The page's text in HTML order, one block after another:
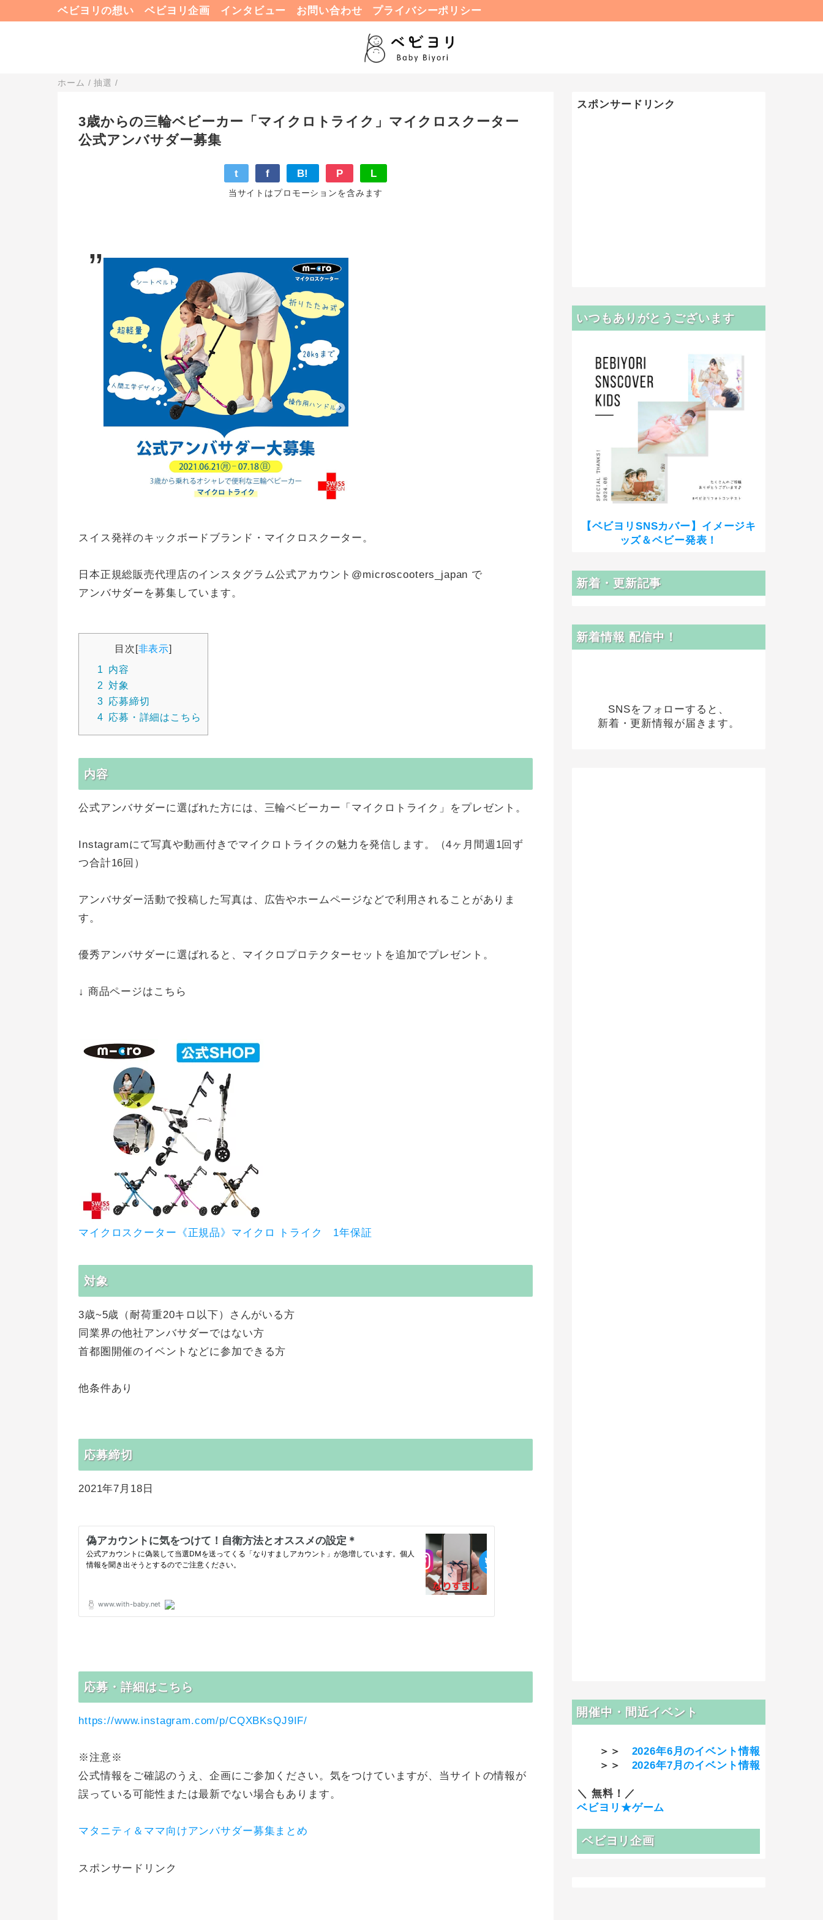
ベビヨリの想い ベビヨリ企画 インタビュー お問い合わせ プライバシーポリシー
ホーム /抽選 /
3歳からの三輪ベビーカー「マイクロトライク」マイクロスクーター
公式アンバサダー募集
t f B! P L
当サイトはプロモーションを含みます
スイス発祥のキックボードブランド・マイクロスクーター。
日本正規総販売代理店のインスタグラム公式アカウント@microscooters_japan で
アンバサダーを募集しています。
目次[非表示]
1
内容
2 対象
3 応募締切
4 応募・詳細はこちら
内容
公式アンバサダーに選ばれた方には、三輪ベビーカー「マイクロトライク」をプレゼント。
Instagramにて写真や動画付きでマイクロトライクの魅力を発信します。（4ヶ月間週1回ず
つ合計16回）
アンバサダー活動で投稿した写真は、広告やホームページなどで利用されることがありま
す。
優秀アンバサダーに選ばれると、マイクロプロテクターセットを追加でプレゼント。
↓ 商品ページはこちら
マイクロスクーター《正規品》マイクロ トライク 1年保証
対象
3歳~5歳（耐荷重20キロ以下）さんがいる方
同業界の他社アンバサダーではない方
首都圏開催のイベントなどに参加できる方
他条件あり
応募締切
2021年7月18日
応募・詳細はこちら
https://www.instagram.com/p/CQXBKsQJ9IF/
※注意※
公式情報をご確認のうえ、企画にご参加ください。気をつけていますが、当サイトの情報が
誤っている可能性または最新でない場合もあります。
マタニティ＆ママ向けアンバサダー募集まとめ
スポンサードリンク
スポンサードリンク
いつもありがとうございます
【ベビヨリSNSカバー】イメージキ
ッズ＆ベビー発表！
新着・更新記事
新着情報 配信中！
SNSをフォローすると、
新着・更新情報が届きます。
開催中・間近イベント
＞＞ 2026年6月のイベント情報
＞＞ 2026年7月のイベント情報
＼ 無料！／
ベビヨリ★ゲーム
ベビヨリ企画